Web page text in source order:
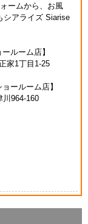
ームから、お風
シアライズ Siarise
ルーム店】
家1丁目1-25
ールーム店】
川964-160